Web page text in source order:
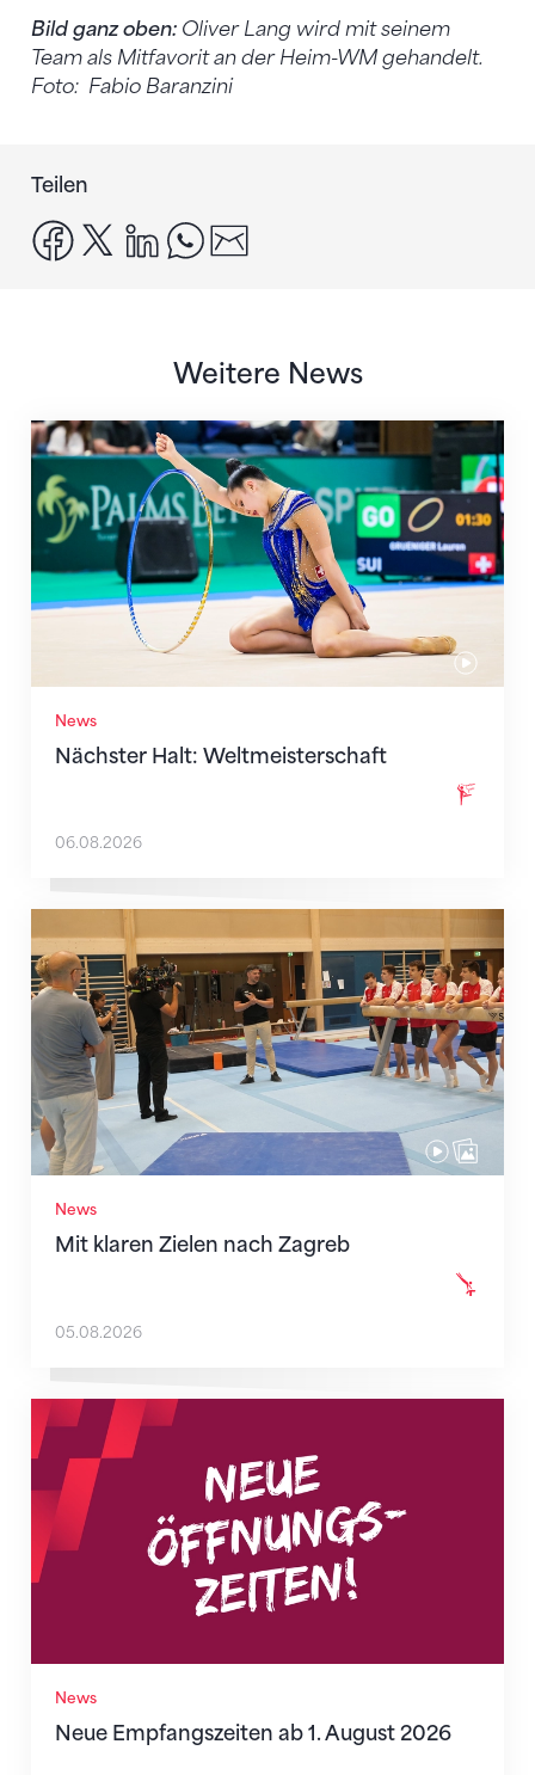
Bild ganz oben: Oliver Lang wird mit seinem
Team als Mitfavorit an der Heim-WM gehandelt.
Foto: Fabio Baranzini
Teilen
facebook
x linkedinwhatsapp
Weitere News
News
Nächster Halt: Weltmeisterschaft
Nächster Halt: Weltmeisterschaft
06.08.2026
News
Mit klaren Zielen nach Zagreb
Mit klaren Zielen nach Zagreb
05.08.2026
News
Neue Empfangszeiten ab 1. August 2026
Neue Empfangszeiten ab 1. August 2026